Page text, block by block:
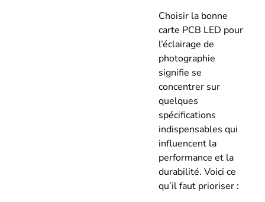
Choisir la bonne
carte PCB LED pour
l’éclairage de
photographie
signifie se
concentrer sur
quelques
spécifications
indispensables qui
influencent la
performance et la
durabilité. Voici ce
qu’il faut prioriser :